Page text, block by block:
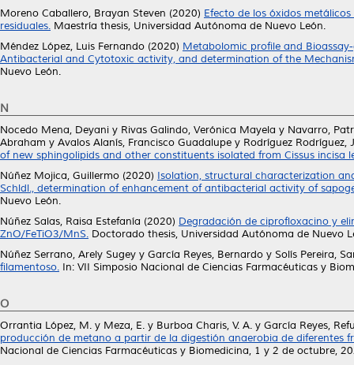
Moreno Caballero, Brayan Steven (2020) Efecto de los óxidos
residuales. Maestría thesis, Universidad Autónoma de Nuevo León.
Méndez López, Luis Fernando (2020) Metabolomic profile and
Antibacterial and Cytotoxic activity, and determination of the
Nuevo León.
N
Nocedo Mena, Deyani y Rivas Galindo, Verónica Mayela y Navarro,
Abraham y Avalos Alanís, Francisco Guadalupe y Rodríguez Rodríguez,
of new sphingolipids and other constituents isolated from Cissus incisa
Núñez Mojica, Guillermo (2020) Isolation, structural characterization
Schldl., determination of enhancement of antibacterial activity of
Nuevo León.
Núñez Salas, Raisa Estefanía (2020) Degradación de ciprofloxacino y
ZnO/FeTiO3/MnS. Doctorado thesis, Universidad Autónoma de Nuevo
Núñez Serrano, Arely Sugey y García Reyes, Bernardo y Solís Pereira,
filamentoso. In: VII Simposio Nacional de Ciencias Farmacéuticas y
O
Orrantia López, M. y Meza, E. y Burboa Charis, V. A. y García Reyes,
producción de metano a partir de la digestión anaerobia de diferentes
Nacional de Ciencias Farmacéuticas y Biomedicina, 1 y 2 de octubre,